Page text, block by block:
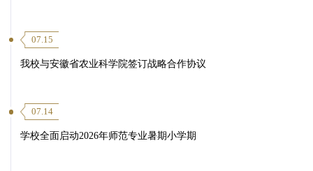
07.15
我校与安徽省农业科学院签订战略合作协议
07.14
学校全面启动2026年师范专业暑期小学期